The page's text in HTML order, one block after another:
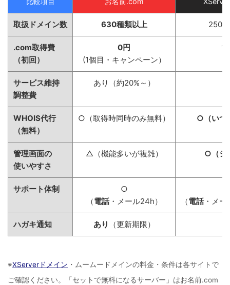
取扱ドメイン数 630種類以上 250
.com取得費
（初回）
0円
(1個目・キャンペーン）
1
サービス維持
調整費
あり（約20%～）
WHOIS代行
（無料）
○（取得時同時のみ無料） ○（いつ
管理画面の
使いやすさ
△（機能多いが複雑） ○（シ
サポート体制
○
（電話・メール24h）
（電話・メー
ハガキ通知 あり （更新期限）
※XServerドメイン ・ムームードメインの料金・条件は各サイトで
ご確認ください。「セットで無料になるサーバー」はお名前.com